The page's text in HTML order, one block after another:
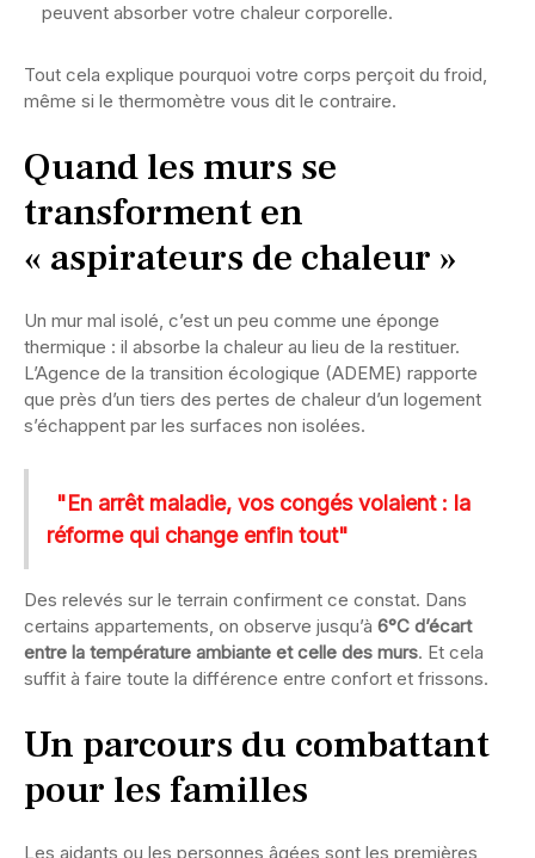
peuvent absorber votre chaleur corporelle.
Tout cela explique pourquoi votre corps perçoit du froid,
même si le thermomètre vous dit le contraire.
Quand les murs se
transforment en
« aspirateurs de chaleur »
Un mur mal isolé, c’est un peu comme une éponge
thermique : il absorbe la chaleur au lieu de la restituer.
L’Agence de la transition écologique (ADEME) rapporte
que près d’un tiers des pertes de chaleur d’un logement
s’échappent par les surfaces non isolées.
"En arrêt maladie, vos congés volaient : la
réforme qui change enfin tout"
Des relevés sur le terrain confirment ce constat. Dans
certains appartements, on observe jusqu’à 6°C d’écart
entre la température ambiante et celle des murs. Et cela
suffit à faire toute la différence entre confort et frissons.
Un parcours du combattant
pour les familles
Les aidants ou les personnes âgées sont les premières